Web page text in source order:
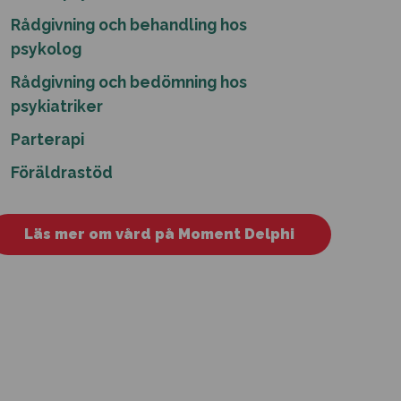
Rådgivning och behandling hos
psykolog
Rådgivning och bedömning hos
psykiatriker
Parterapi
Föräldrastöd
Läs mer om vård på Moment Delphi